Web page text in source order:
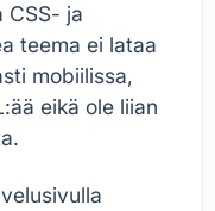
CSS- ja
teema ei lataa
mobiilissa,
eikä ole liian